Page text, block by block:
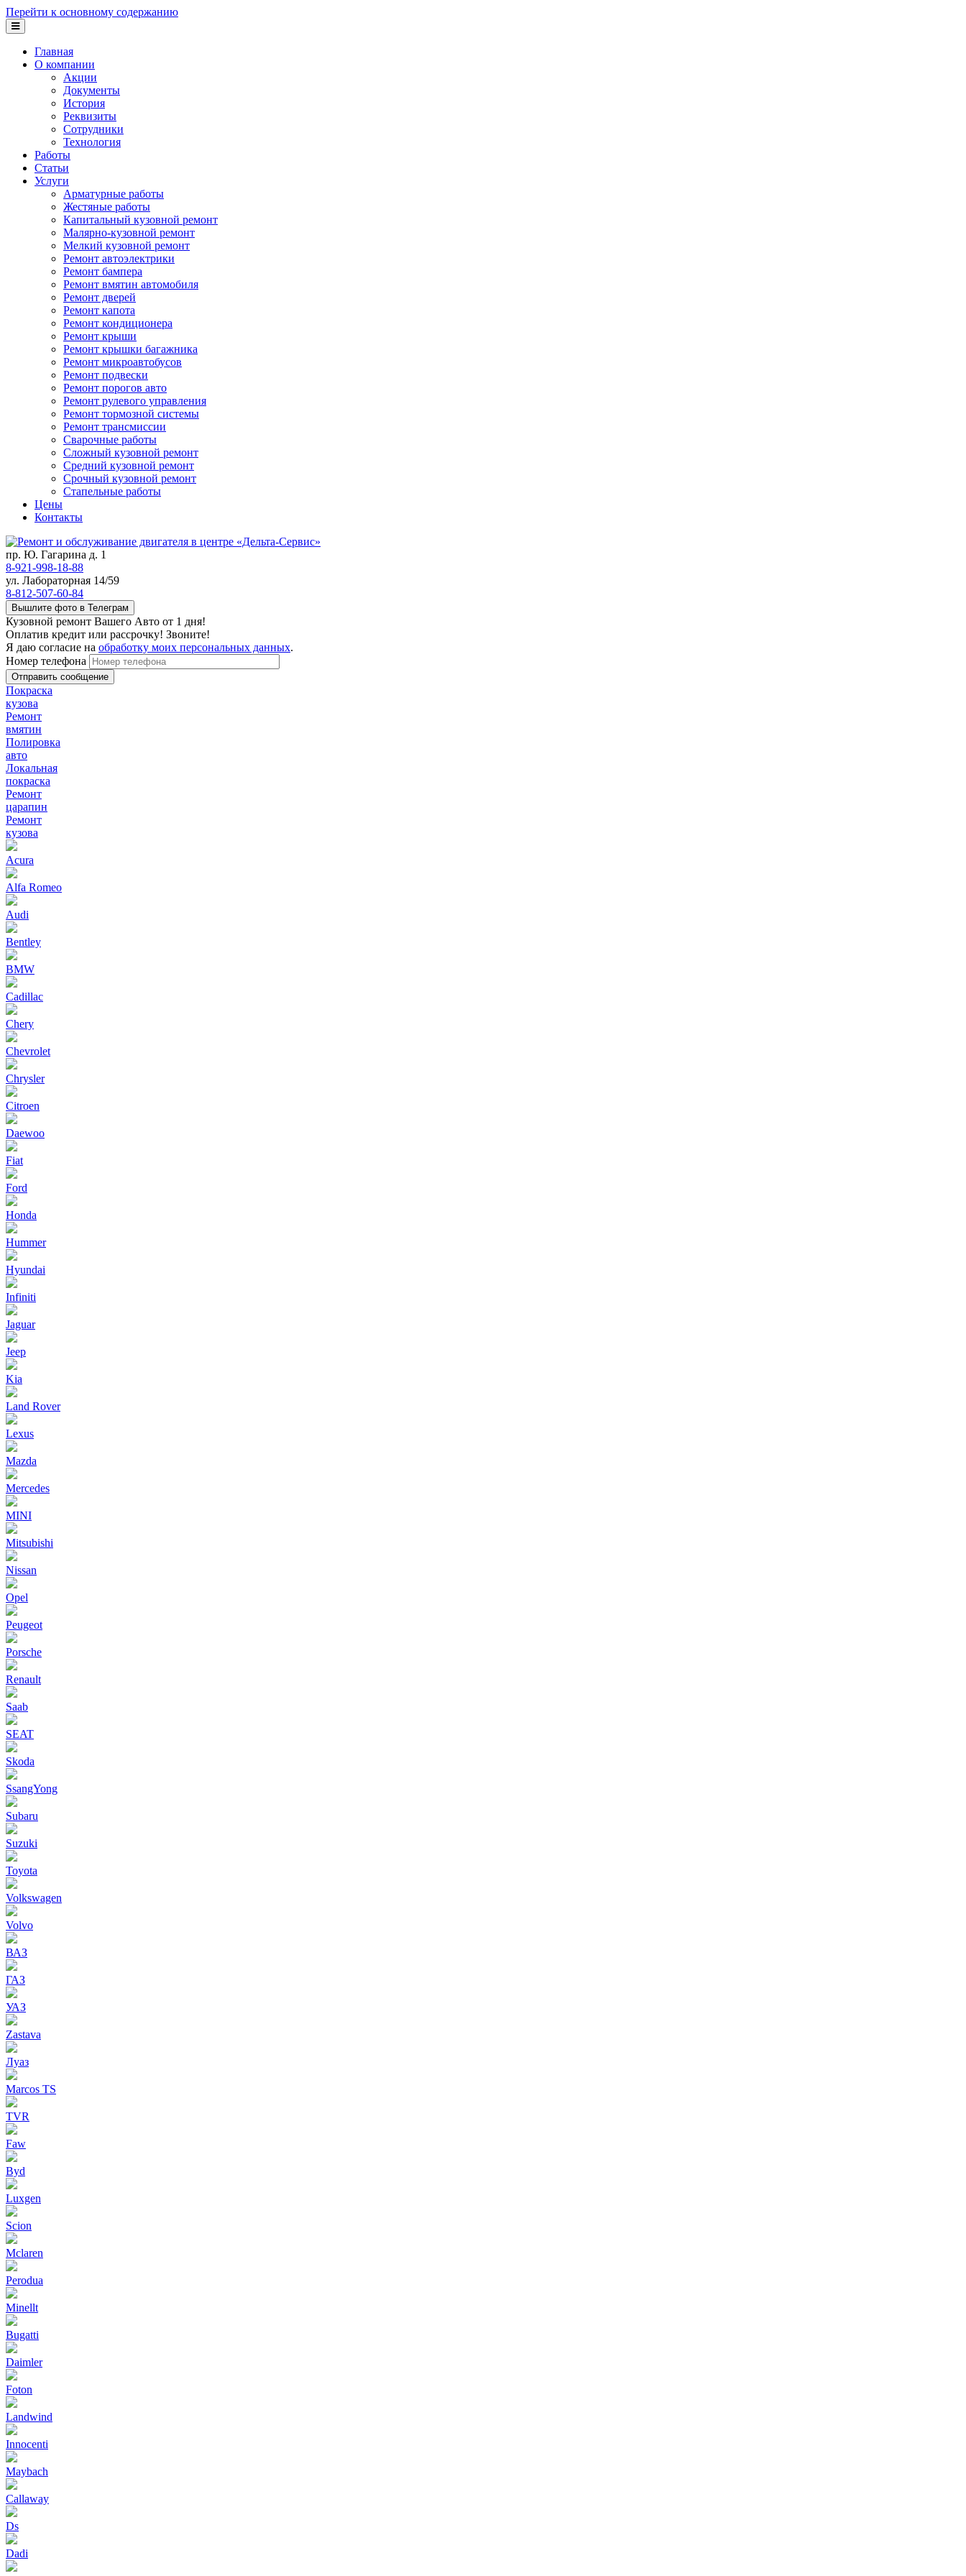
Перейти к основному содержанию
Главная
О компании
Акции
Документы
История
Реквизиты
Сотрудники
Технология
Работы
Статьи
Услуги
Арматурные работы
Жестяные работы
Капитальный кузовной ремонт
Малярно-кузовной ремонт
Мелкий кузовной ремонт
Ремонт автоэлектрики
Ремонт бампера
Ремонт вмятин автомобиля
Ремонт дверей
Ремонт капота
Ремонт кондиционера
Ремонт крыши
Ремонт крышки багажника
Ремонт микроавтобусов
Ремонт подвески
Ремонт порогов авто
Ремонт рулевого управления
Ремонт тормозной системы
Ремонт трансмиссии
Сварочные работы
Сложный кузовной ремонт
Средний кузовной ремонт
Срочный кузовной ремонт
Стапельные работы
Цены
Контакты
пр. Ю. Гагарина д. 1
8-921-998-18-88
ул. Лабораторная 14/59
8-812-507-60-84
Вышлите фото в Телеграм
Кузовной ремонт Вашего Авто от 1 дня!
Оплатив кредит или рассрочку! Звоните!
Я даю согласие на обработку моих персональных данных.
Номер телефона
Покраска
кузова
Ремонт
вмятин
Полировка
авто
Локальная
покраска
Ремонт
царапин
Ремонт
кузова
Acura
Alfa Romeo
Audi
Bentley
BMW
Cadillac
Chery
Chevrolet
Chrysler
Citroen
Daewoo
Fiat
Ford
Honda
Hummer
Hyundai
Infiniti
Jaguar
Jeep
Kia
Land Rover
Lexus
Mazda
Mercedes
MINI
Mitsubishi
Nissan
Opel
Peugeot
Porsche
Renault
Saab
SEAT
Skoda
SsangYong
Subaru
Suzuki
Toyota
Volkswagen
Volvo
ВАЗ
ГАЗ
УАЗ
Zastava
Луаз
Marcos TS
TVR
Faw
Byd
Luxgen
Scion
Mclaren
Perodua
Minellt
Bugatti
Daimler
Foton
Landwind
Innocenti
Maybach
Callaway
Ds
Dadi